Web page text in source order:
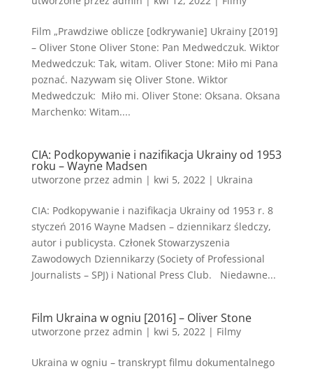
Film „Prawdziwe oblicze [odkrywanie] Ukrainy [2019]
– Oliver Stone Oliver Stone: Pan Medwedczuk. Wiktor
Medwedczuk: Tak, witam. Oliver Stone: Miło mi Pana
poznać. Nazywam się Oliver Stone. Wiktor
Medwedczuk: Miło mi. Oliver Stone: Oksana. Oksana
Marchenko: Witam....
CIA: Podkopywanie i nazifikacja Ukrainy od 1953
roku – Wayne Madsen
utworzone przez admin | kwi 5, 2022| Ukraina
CIA: Podkopywanie i nazifikacja Ukrainy od 1953 r. 8
styczeń 2016 Wayne Madsen – dziennikarz śledczy,
autor i publicysta. Członek Stowarzyszenia
Zawodowych Dziennikarzy (Society of Professional
Journalists – SPJ) i National Press Club. Niedawne...
Film Ukraina w ogniu [2016] – Oliver Stone
utworzone przez admin | kwi 5, 2022| Filmy
Ukraina w ogniu – transkrypt filmu dokumentalnego